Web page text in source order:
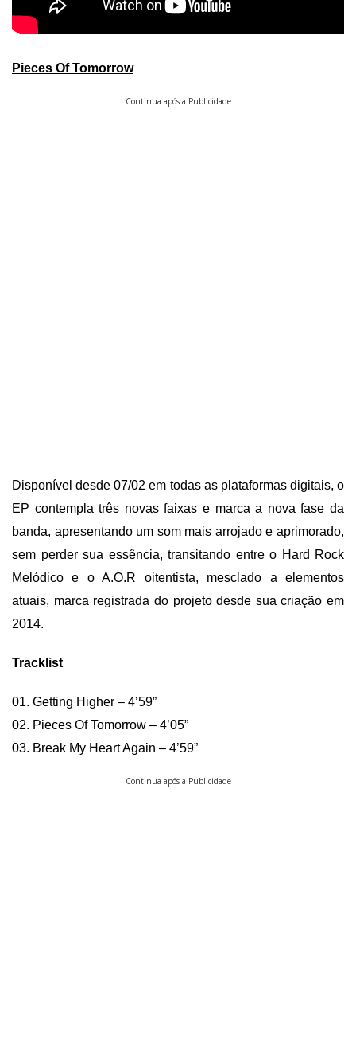
Pieces Of Tomorrow
Continua após a Publicidade
Disponível desde 07/02 em todas as plataformas digitais, o
EP contempla três novas faixas e marca a nova fase da
banda, apresentando um som mais arrojado e aprimorado,
sem perder sua essência, transitando entre o Hard Rock
Melódico e o A.O.R oitentista, mesclado a elementos
atuais, marca registrada do projeto desde sua criação em
2014.
Tracklist
01. Getting Higher – 4’59”
02. Pieces Of Tomorrow – 4’05”
03. Break My Heart Again – 4’59”
Continua após a Publicidade